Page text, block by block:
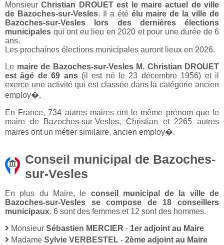
MonsieurChristian DROUET est le maire actuel de ville
de Bazoches-sur-Vesles. Il a été élu maire de la ville de
Bazoches-sur-Vesles lors des dernières élections
municipales qui ont eu lieu en 2020 et pour une durée de 6
ans.
Les prochaines élections municipales auront lieux en 2026.
Le maire de Bazoches-sur-Vesles M. Christian DROUET
est âgé de 69 ans(il est né le 23 décembre 1956) et il
exerce une activité qui est classée dans la catégorie ancien
employ�.
En France, 734 autres maires ont le même prénom que le
maire de Bazoches-sur-Vesles, Christian et 2265 autres
maires ont un métier similaire, ancien employ�.
Conseil municipal de Bazoches-
sur-Vesles
En plus du Maire, le conseil municipal de la ville de
Bazoches-sur-Vesles se compose de 18 conseillers
municipaux. 6 sont des femmes et 12 sont des hommes.
Monsieur Sébastien MERCIER - 1er adjoint au Maire
Madame Sylvie VERBESTEL - 2ème adjoint au Maire